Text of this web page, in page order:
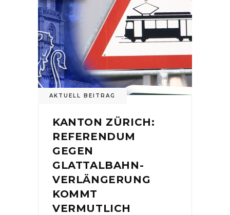
AKTUELL BEITRAG
KANTON ZÜRICH:
REFERENDUM
GEGEN
GLATTALBAHN-
VERLÄNGERUNG
KOMMT
VERMUTLICH